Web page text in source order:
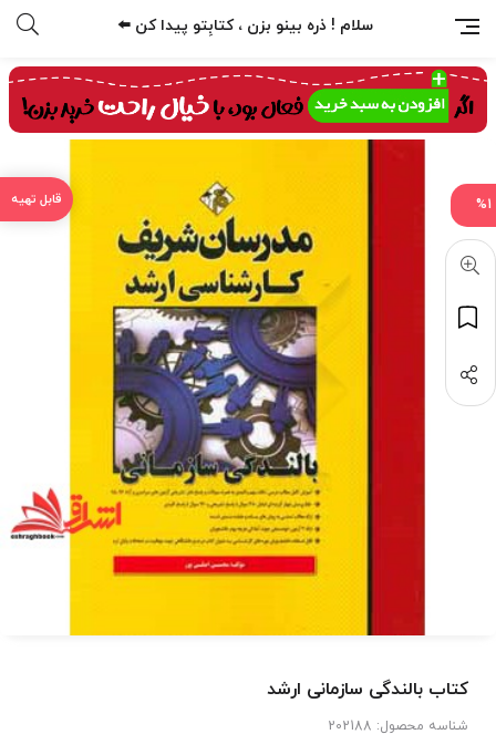
سلام ! ذره بینو بزن ، کتابِتو پیدا کن ⬅️
کتاب بالندگی سازمانی ارشد
شناسه محصول: 202188